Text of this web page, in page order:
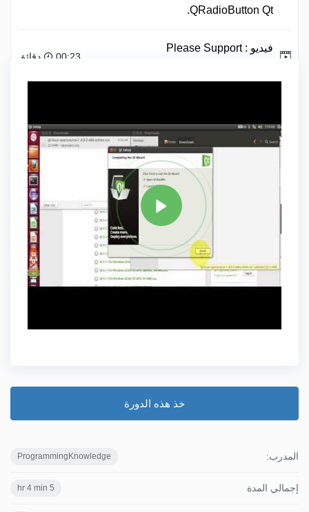
QRadioButton Qt.
فيديو : Please Support
00:23 دقائق
C PLUS PLUS مشاركة
خذ هذه الدورة
المدرب: ProgrammingKnowledge
إجمالي المدة 5 hr 4 min